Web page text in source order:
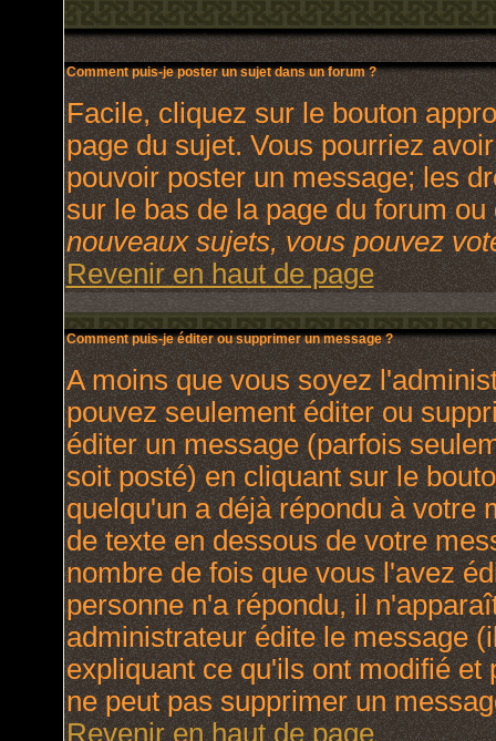
Comment puis-je poster un sujet dans un forum ?
Facile, cliquez sur le bouton
page du sujet. Vous pourriez
pouvoir poster un message; les
sur le bas de la page du forum
nouveaux sujets, vous pouvez
Revenir en haut de page
Comment puis-je éditer ou supprimer un message ?
A moins que vous soyez
pouvez seulement éditer ou
éditer un message (parfois
soit posté) en cliquant sur le
quelqu'un a déjà répondu à votre
de texte en dessous de votre
nombre de fois que vous l'avez
personne n'a répondu, il
administrateur édite le message
expliquant ce qu'ils ont modifié
ne peut pas supprimer un
Revenir en haut de page